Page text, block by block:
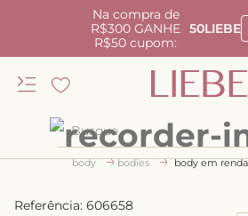
Na compra de
R$300 GANHE
R$50 cupom:
50LIEBE
Busque
body bodies body em
Referência: 606658
TERMOS MAIS BUSCADOS
kiss me